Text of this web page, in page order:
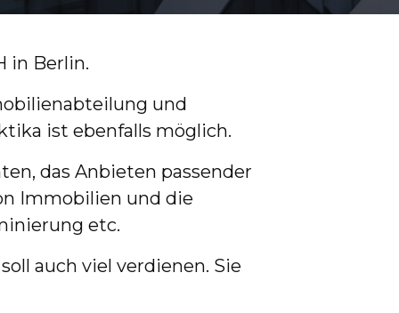
in Berlin.
und
ist ebenfalls möglich.
das Anbieten passender
Immobilien und die
etc.
auch viel verdienen. Sie